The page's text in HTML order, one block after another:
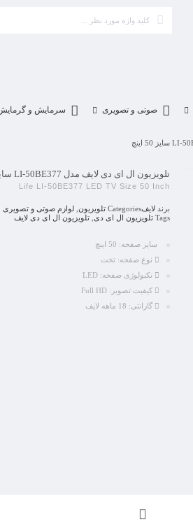
صوتی و تصویری سرمایش و
تلویزیون ال ای دی لایف مدل LI-50BE377 سایز 50 اینچ
Life LI-50BE377 LED TV Size 50 Inch
برندلایفCategories تلویزیون لوازم صوتی و تصویری
Tags تلویزیون ال ای دی ,تلویزیون ال ای دی لایف
سایز صفحه:
نوع صفحه: تخت
تکنولوژی صفحه: LED
کیفیت تصویر: Full HD
گارانتی: